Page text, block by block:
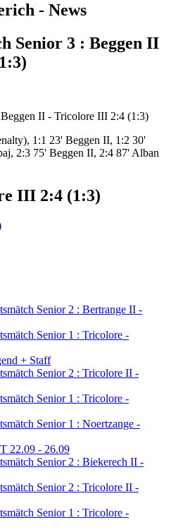
- News
Senior 3 : Beggen II
II - Tricolore III 2:4 (1:3)
1:1 23' Beggen II, 1:2 30'
2:3 75' Beggen II, 2:4 87' Alban
III 2:4 (1:3)
Senior 2 : Bertrange II -
Senior 1 : Tricolore -
+ Staff
Senior 2 : Tricolore II -
Senior 1 : Tricolore -
Senior 1 : Noertzange -
22.09 - 26.09
Senior 2 : Biekerech II -
Senior 2 : Tricolore II -
Senior 1 : Tricolore -